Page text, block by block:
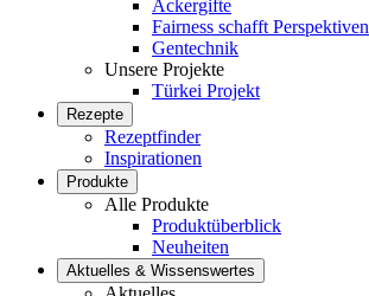
Ackergifte
Fairness schafft Perspektiven
Gentechnik
Unsere Projekte
Türkei Projekt
Rezepte
Rezeptfinder
Inspirationen
Produkte
Alle Produkte
Produktüberblick
Neuheiten
Aktuelles & Wissenswertes